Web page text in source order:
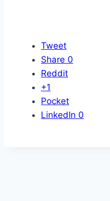
Tweet
Share 0
Reddit
+1
Pocket
LinkedIn 0